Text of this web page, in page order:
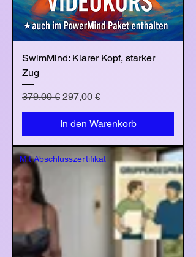
SwimMind: Klarer Kopf, starker
Zug
Standardpreis
379,00 € Sale-Preis
297,00 €
In den Warenkorb
Mit Abschlusszertifikat